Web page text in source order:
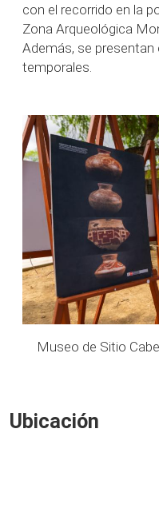
con el recorrido en la
Zona Arqueológica
Además, se
temporales.
Museo de Sitio
Ubicación